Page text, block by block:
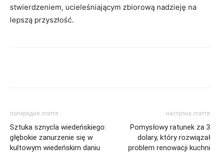
stwierdzeniem, ucieleśniającym zbiorową nadzieję na
lepszą przyszłość.
попередня стаття
Sztuka sznycla wiedeńskiego:
głębokie zanurzenie się w
kultowym wiedeńskim daniu
наступна стаття
Pomysłowy ratunek za 3
dolary, który rozwiązał
problem renowacji kuchni